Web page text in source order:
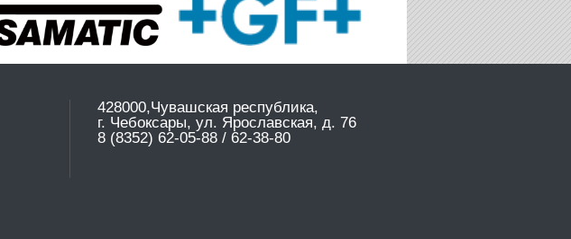
428000,Чувашская республика,
г. Чебоксары, ул. Ярославская, д. 76
8 (8352) 62-05-88 / 62-38-80